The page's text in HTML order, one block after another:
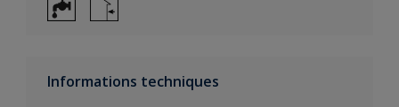
Informations techniques